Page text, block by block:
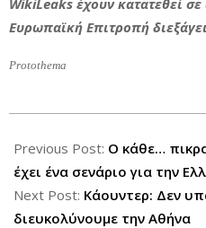
WikiLeaks έχουν κατατεθεί
Ευρωπαϊκή Επιτροπή
Protothema
07-
14
Previous Post: Ο κάθε…
έχει ένα σενάριο για την
Next Post: Κάουντερ: Δεν
διευκολύνουμε την Αθήνα